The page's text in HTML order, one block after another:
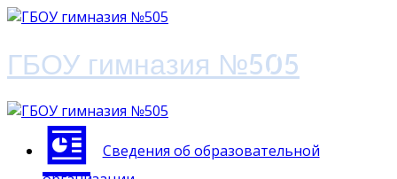
ГБОУ гимназия №505
Сведения об образовательной